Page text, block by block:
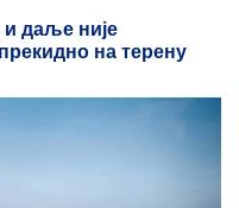
даље није
на терену